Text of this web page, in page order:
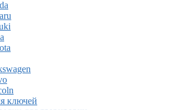
ключей